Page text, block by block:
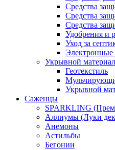
Средства
Средства
Средства
Удобрения и
Уход за
Электронные
Укрывной
Геотекстиль
Укрывной
Саженцы
SPARKLING
Аллиумы (Луки
Анемоны
Астильбы
Бегонии